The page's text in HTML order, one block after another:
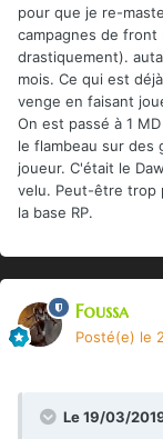
pour que je re-
campagnes de
drastiquement).
mois. Ce qui est
venge en faisant
On est passé à 1
le flambeau sur des
joueur. C'était le
velu. Peut-être trop
la base RP.
Foussa
Posté(e) le
Le 19/03/